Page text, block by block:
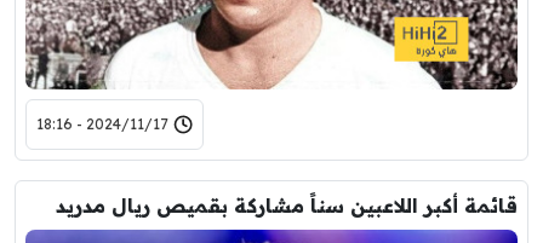
2024/11/17 - 18:16
قائمة أكبر اللاعبين سناً مشاركة بقميص ريال مدريد